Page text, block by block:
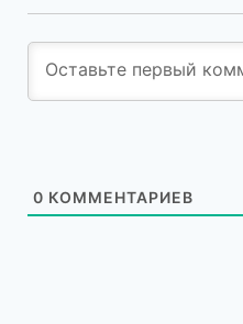
0 КОММЕНТАРИЕВ